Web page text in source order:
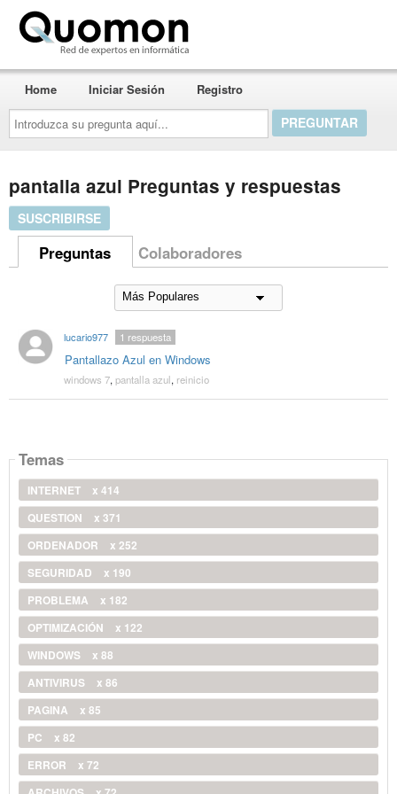
Introduzca
su
pregunta
aquí...
Home Iniciar Sesión Registro
pantalla azul Preguntas y respuestas
SUSCRIBIRSE
Preguntas Colaboradores
lucario977
Pantallazo Azul en Windows
1 respuesta
windows 7, pantalla azul, reinicio
Temas
INTERNET
x 414
QUESTION
x 371
ORDENADOR
x 252
SEGURIDAD
x 190
PROBLEMA
x 182
OPTIMIZACIÓN
x 122
WINDOWS
x 88
ANTIVIRUS
x 86
PAGINA
x 85
PC
x 82
ERROR
x 72